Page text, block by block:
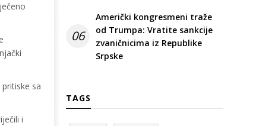
sa
i
06
Američki kongresmeni traže
od Trumpa: Vratite sankcije
zvaničnicima iz Republike
Srpske
TAGS